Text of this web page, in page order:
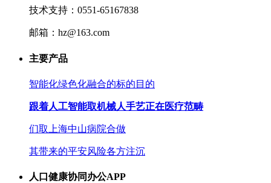
技术支持：0551-65167838
邮箱：hz@163.com
主要产品
智能化绿色化融合的标的目的
跟着人工智能取机械人手艺正在医疗范畴
们取上海中山病院合做
其带来的平安风险各方注沉
人口健康协同办公APP